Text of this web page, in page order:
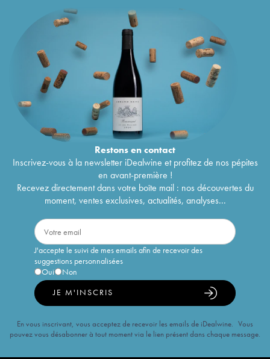
Restons encontact
Inscrivez-vous à la newsletter iDealwine et profitez de nos pépites
en avant-première !
Recevez directement dans votre boîte mail : nos découvertes du
moment, ventes exclusives, actualités, analyses...
J'accepte le suivi de mes emails afin de recevoir des
suggestions personnalisées
Oui
Non
JE M'INSCRIS
En vous inscrivant, vous acceptez de recevoir les emails de iDealwine. Vous
pouvez vous désabonner à tout moment via le lien présent dans chaque message.